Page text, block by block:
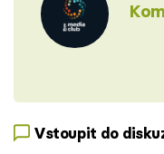
Vstoupit do